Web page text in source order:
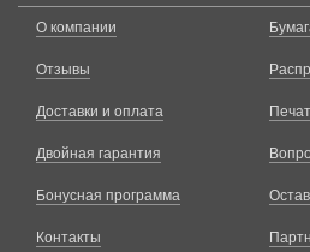
О компании
Отзывы
Доставки и оплата
Двойная гарантия
Бонусная программа
Контакты